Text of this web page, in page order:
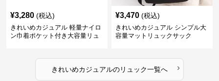
¥3,280 (税込)
きれいめカジュアル 軽量ナイロ
ン巾着ポケット付き大容量リュ
¥3,470 (税込)
きれいめカジュアル シンプル大
容量マットリュックサック
きれいめカジュアルのリュック一覧へ ›